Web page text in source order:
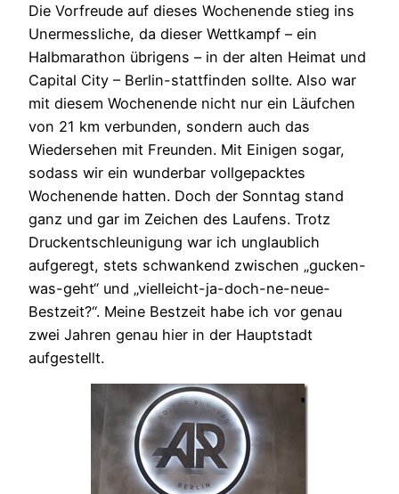
Die Vorfreude auf dieses Wochenende stieg ins
Unermessliche, da dieser Wettkampf – ein
Halbmarathon übrigens – in der alten Heimat und
Capital City – Berlin-stattfinden sollte. Also war
mit diesem Wochenende nicht nur ein Läufchen
von 21 km verbunden, sondern auch das
Wiedersehen mit Freunden. Mit Einigen sogar,
sodass wir ein wunderbar vollgepacktes
Wochenende hatten. Doch der Sonntag stand
ganz und gar im Zeichen des Laufens. Trotz
Druckentschleunigung war ich unglaublich
aufgeregt, stets schwankend zwischen „gucken-
was-geht“ und „vielleicht-ja-doch-ne-neue-
Bestzeit?“. Meine Bestzeit habe ich vor genau
zwei Jahren genau hier in der Hauptstadt
aufgestellt.